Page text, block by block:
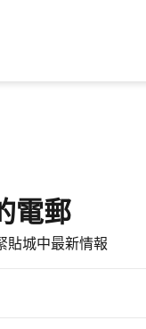
電郵
貼城中最新情報